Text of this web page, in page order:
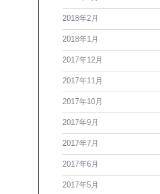
2018年2月
2018年1月
2017年12月
2017年11月
2017年10月
2017年9月
2017年7月
2017年6月
2017年5月